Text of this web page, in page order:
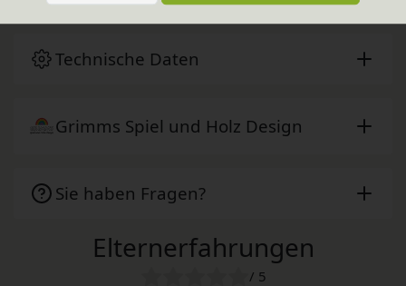
Technische Daten
Grimms Spiel und Holz Design
Sie haben Fragen?
Elternerfahrungen
/ 5